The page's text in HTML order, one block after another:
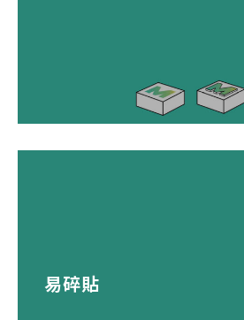
易碎貼